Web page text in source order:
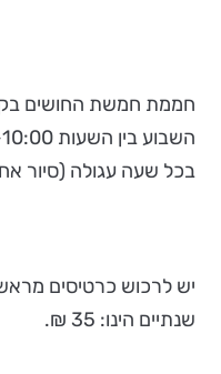
חממת חמשת החושים
בכל שעה עגולה (סיור
יש לרכוש כרטיסים
שנתיים הינו: 35 ₪.